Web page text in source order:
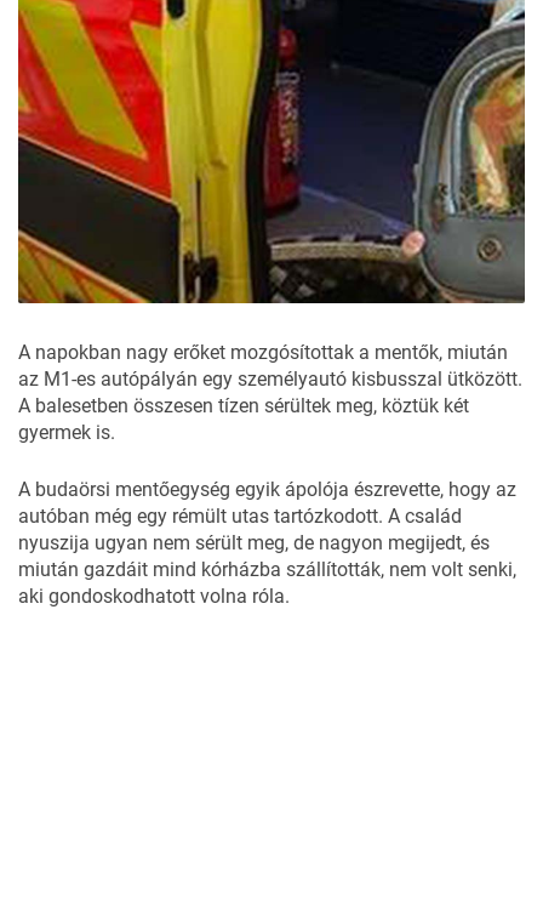
A napokban nagy erőket mozgósítottak a mentők, miután
az M1-es autópályán egy személyautó kisbusszal ütközött.
A balesetben összesen tízen sérültek meg, köztük két
gyermek is.
A budaörsi mentőegység egyik ápolója észrevette, hogy az
autóban még egy rémült utas tartózkodott. A család
nyuszija ugyan nem sérült meg, de nagyon megijedt, és
miután gazdáit mind kórházba szállították, nem volt senki,
aki gondoskodhatott volna róla.